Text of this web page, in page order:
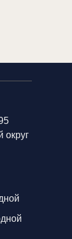
округ